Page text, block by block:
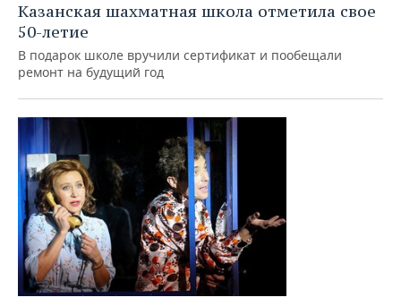
Казанская шахматная школа отметила свое
50-летие
В подарок школе вручили сертификат и пообещали
ремонт на будущий год